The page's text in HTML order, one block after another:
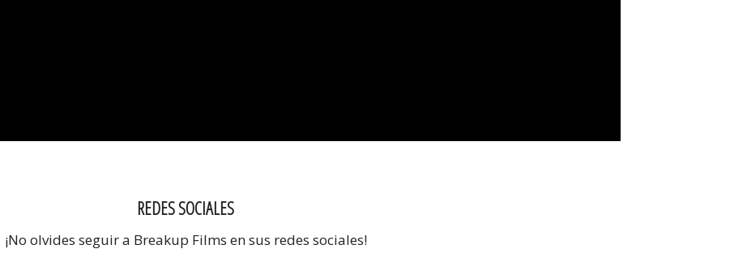
REDES SOCIALES
¡No olvides seguir a Breakup Films en sus redes sociales!